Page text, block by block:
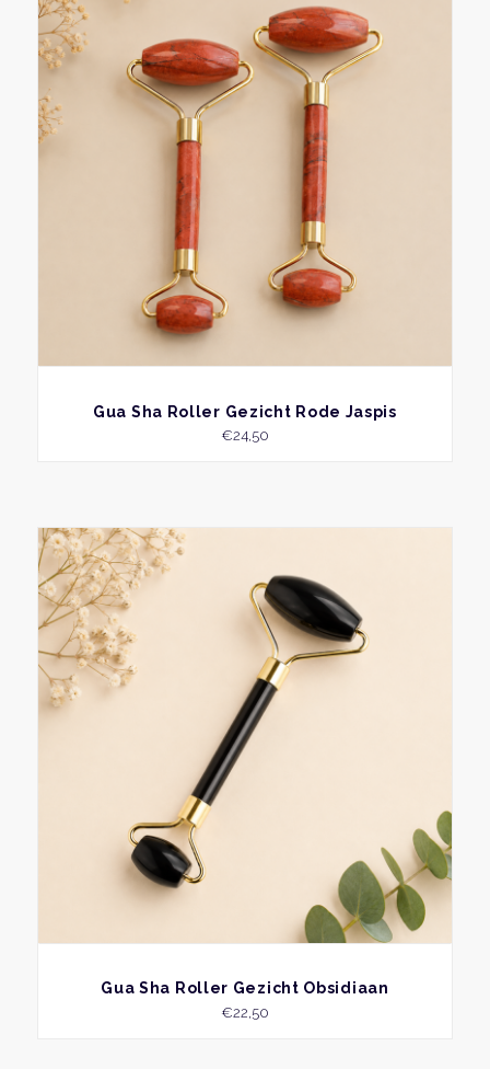
BEKIJK
Gua Sha Roller Gezicht Rode Jaspis
€24,50
BEKIJK
Gua Sha Roller Gezicht Obsidiaan
€22,50